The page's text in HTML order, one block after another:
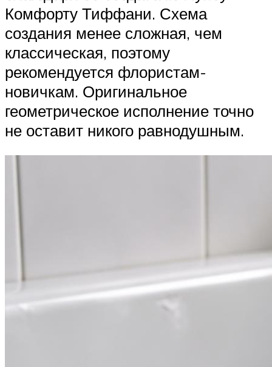
Комфорту Тиффани. Схема
создания менее сложная, чем
классическая, поэтому
рекомендуется флористам-
новичкам. Оригинальное
геометрическое исполнение точно
не оставит никого равнодушным.